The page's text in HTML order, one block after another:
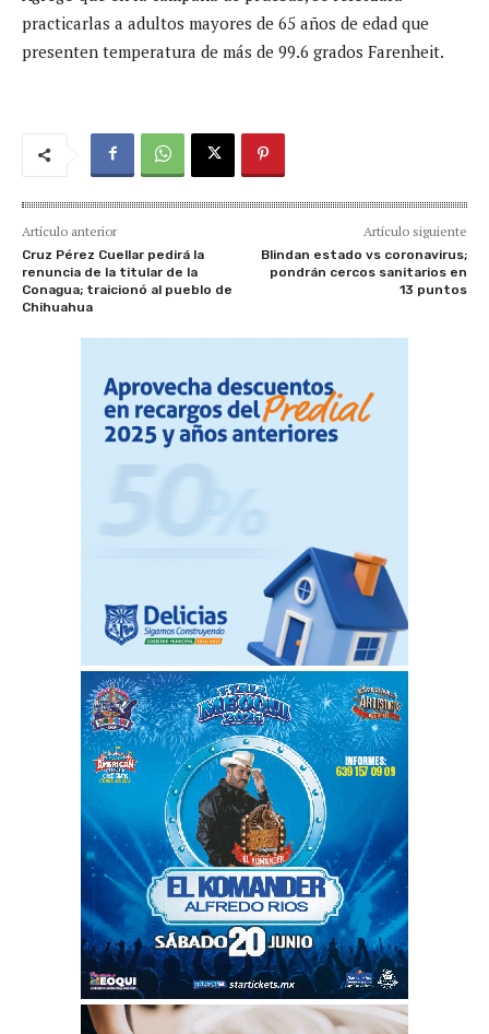
practicarlas a adultos mayores de 65 años de edad que
presenten temperatura de más de 99.6 grados Farenheit.
Artículo anterior
Cruz Pérez Cuellar pedirá la
renuncia de la titular de la
Conagua; traicionó al pueblo de
Chihuahua
Artículo siguiente
Blindan estado vs coronavirus;
pondrán cercos sanitarios en
13 puntos